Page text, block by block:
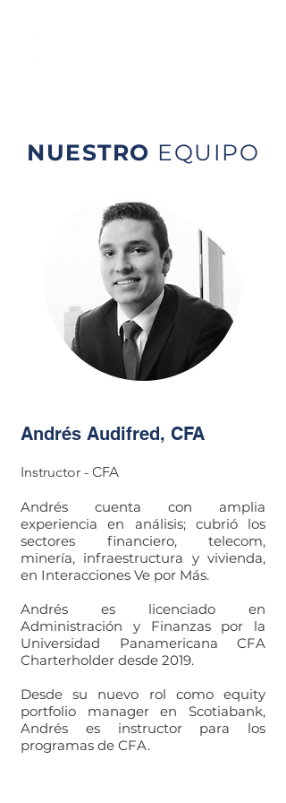
NUESTRO EQUIPO
Andrés Audifred, CFA
Instructor - CFA
Andrés cuenta con amplia
experiencia en análisis; cubrió los
sectores financiero, telecom,
minería, infraestructura y vivienda,
en Interacciones Ve por Más.
Andrés es licenciado en
Administración y Finanzas por la
Universidad Panamericana CFA
Charterholder desde 2019.
Desde su nuevo rol como equity
portfolio manager en Scotiabank,
Andrés es instructor para los
programas de CFA.